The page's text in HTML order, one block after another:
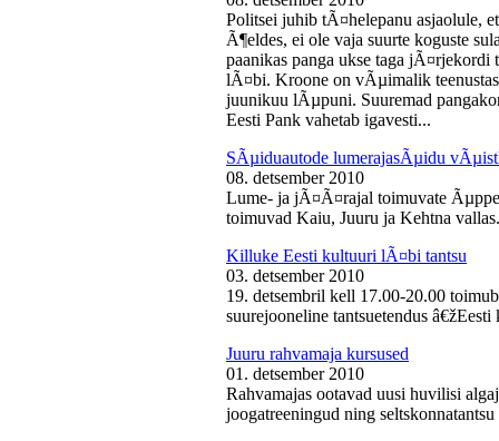
Politsei juhib tÃ¤helepanu asjaolule,
Ã¶eldes, ei ole vaja suurte koguste
paanikas panga ukse taga
lÃ¤bi. Kroone on vÃµimalik
juunikuu lÃµpuni. Suuremad
Eesti Pank vahetab igavesti...
SÃµiduautode lumerajasÃµidu
08. detsember 2010
Lume- ja jÃ¤Ã¤rajal toimuvate
toimuvad Kaiu, Juuru ja Kehtna
Killuke Eesti kultuuri lÃ¤bi tantsu
03. detsember 2010
19. detsembril kell 17.00-20.00
suurejooneline tantsuetendus
Juuru rahvamaja kursused
01. detsember 2010
Rahvamajas ootavad uusi huvilisi
joogatreeningud ning seltskonnatantsu